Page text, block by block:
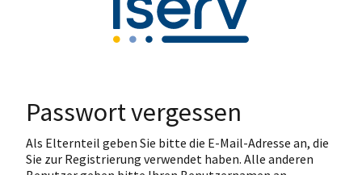
Passwort vergessen
Als Elternteil geben Sie bitte die E-Mail-Adresse an, die
Sie zur Registrierung verwendet haben. Alle anderen